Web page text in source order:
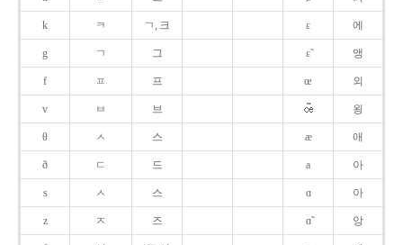
k ㅋ ㄱ, 크 ɛ 에
g ㄱ 그 ɛ̃ 앵
f ㅍ 프 œ 외
v ㅂ 브 욍
θ ㅅ 스 æ 애
ð ㄷ 드 a 아
s ㅅ 스 ɑ 아
z ㅈ 즈 ɑ̃ 앙